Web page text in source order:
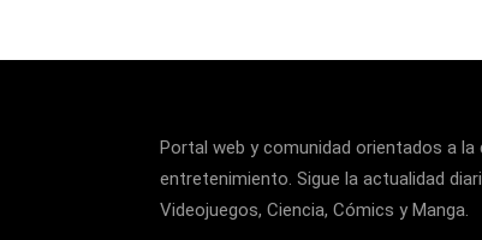
Portal web y comunidad orientados a
entretenimiento. Sigue la actualidad
Videojuegos, Ciencia, Cómics y Manga.